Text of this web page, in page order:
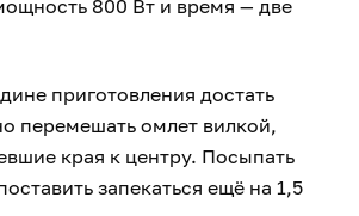
800 Вт и время — две
приготовления достать
перемешать омлет вилкой,
края к центру. Посыпать
запекаться ещё на 1,5